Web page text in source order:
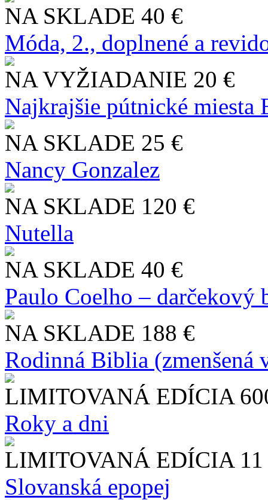
NA SKLADE 40 €
Móda, 2., doplnené a
NA VYŽIADANIE 20 €
Najkrajšie pútnické miesta
NA SKLADE 25 €
Nancy Gonzalez
NA SKLADE 120 €
Nutella
NA SKLADE 40 €
Paulo Coelho – darčekový
NA SKLADE 188 €
Rodinná Biblia (zmenšená
LIMITOVANÁ EDÍCIA
Roky a dni
LIMITOVANÁ EDÍCIA
Slo​vanská epopej